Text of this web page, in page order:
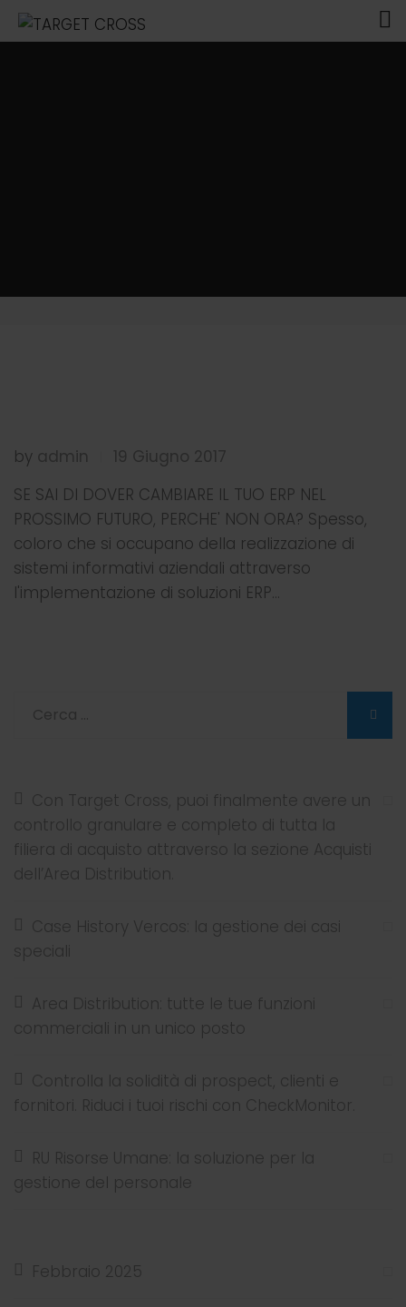
by admin
19 Giugno 2017
SE SAI DI DOVER CAMBIARE IL TUO ERP NEL
PROSSIMO FUTURO, PERCHE' NON ORA? Spesso,
coloro che si occupano della realizzazione di
sistemi informativi aziendali attraverso
l'implementazione di soluzioni ERP…
Con Target Cross, puoi finalmente avere un
controllo granulare e completo di tutta la
filiera di acquisto attraverso la sezione Acquisti
dell’Area Distribution.
Case History Vercos: la gestione dei casi
speciali
Area Distribution: tutte le tue funzioni
commerciali in un unico posto
Controlla la solidità di prospect, clienti e
fornitori. Riduci i tuoi rischi con CheckMonitor.
RU Risorse Umane: la soluzione per la
gestione del personale
Febbraio 2025